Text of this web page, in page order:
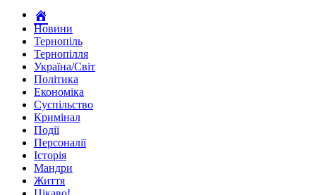
Новини
Тернопіль
Тернопілля
Україна/Світ
Політика
Економіка
Суспільство
Кримінал
Події
Персоналії
Історія
Мандри
Життя